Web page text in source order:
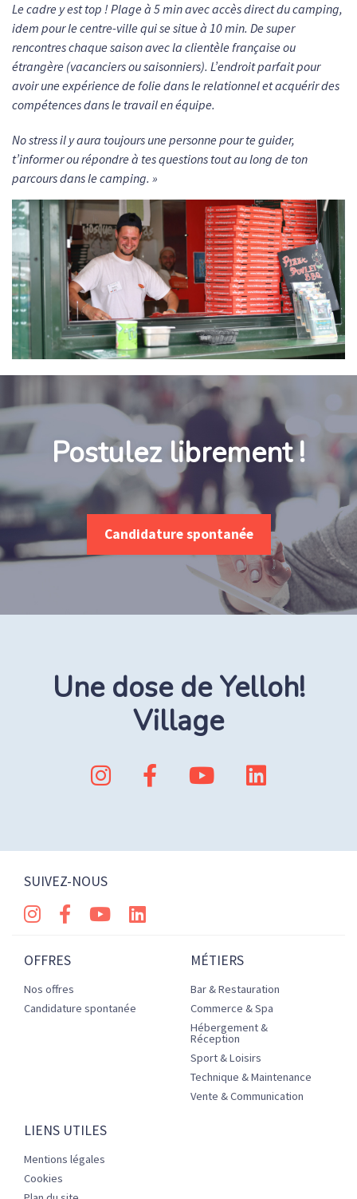
Le cadre y est top ! Plage à 5 min avec accès direct du camping,
idem pour le centre-ville qui se situe à 10 min. De super
rencontres chaque saison avec la clientèle française ou
étrangère (vacanciers ou saisonniers). L’endroit parfait pour
avoir une expérience de folie dans le relationnel et acquérir des
compétences dans le travail en équipe.
No stress il y aura toujours une personne pour te guider,
t’informer ou répondre à tes questions tout au long de ton
parcours dans le camping. »
Postulez librement !
Candidature spontanée
Une dose de Yelloh!
Village
SUIVEZ-NOUS
OFFRES
Nos offres
Candidature spontanée
MÉTIERS
Bar & Restauration
Commerce & Spa
Hébergement &
Réception
Sport & Loisirs
Technique & Maintenance
Vente & Communication
LIENS UTILES
Mentions légales
Cookies